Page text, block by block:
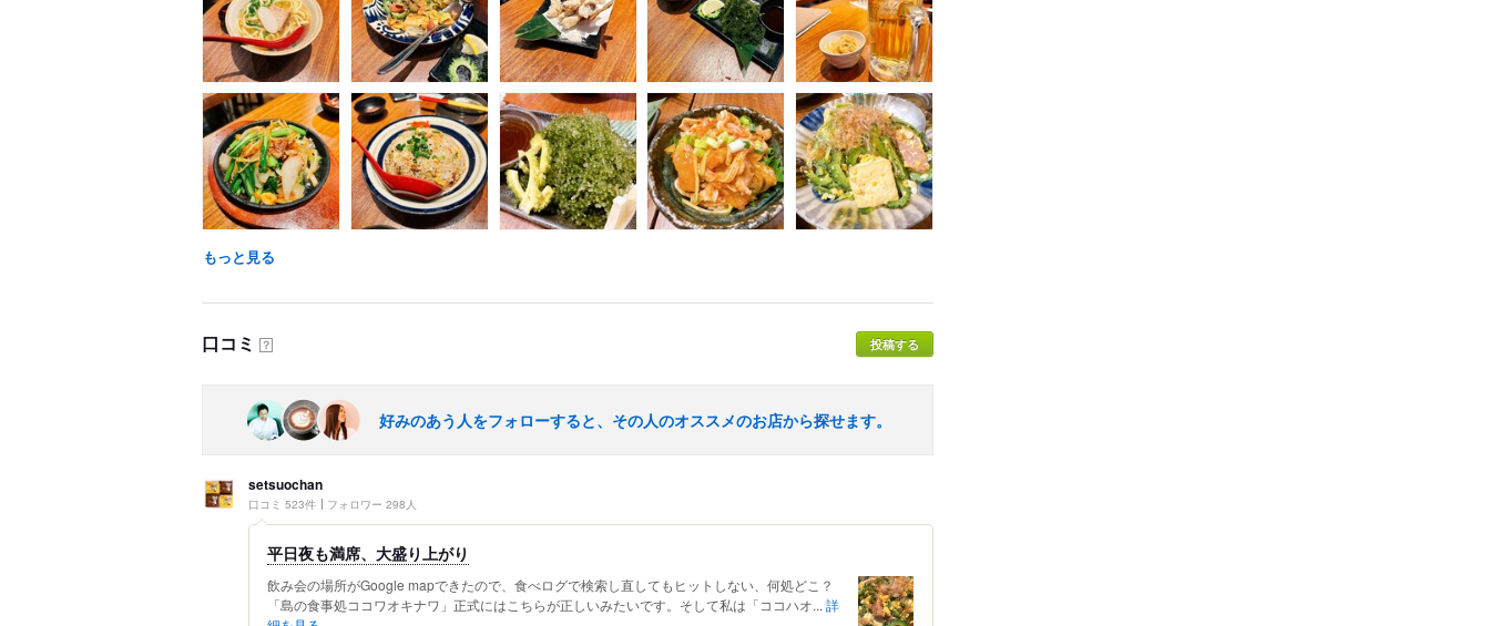
もっと見る
口コミ ？ 投稿する
好みのあう人をフォローすると、その人のオススメのお店から探せます。
setsuochan
口コミ 523件 フォロワー 298人
平日夜も満席、大盛り上がり
飲み会の場所がGoogle mapできたので、食べログで検索し直してもヒットしない、何処どこ？
「島の食事処ココワオキナワ」正式にはこちらが正しいみたいです。そして私は「ココハオ... 詳